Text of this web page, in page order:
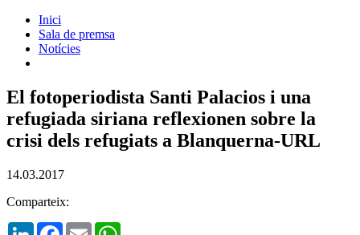
Inici
Sala de premsa
Notícies
El fotoperiodista Santi Palacios i una
refugiada siriana reflexionen sobre la
crisi dels refugiats a Blanquerna-URL
14.03.2017
Comparteix:
LinkedInFacebook
Email